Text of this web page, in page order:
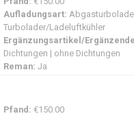
Aufladungsart:
Turbolader/Ladeluftkühler
Ergänzungsartikel/
Dichtungen | ohne Dichtungen
Reman: Ja
Pfand: €150.00